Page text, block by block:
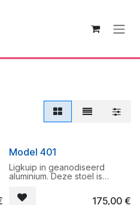
Model 401
Ligkuip in geanodiseerd
aluminium. Deze stoel is
Deze ligkuip is ideaal aan het
175,00€